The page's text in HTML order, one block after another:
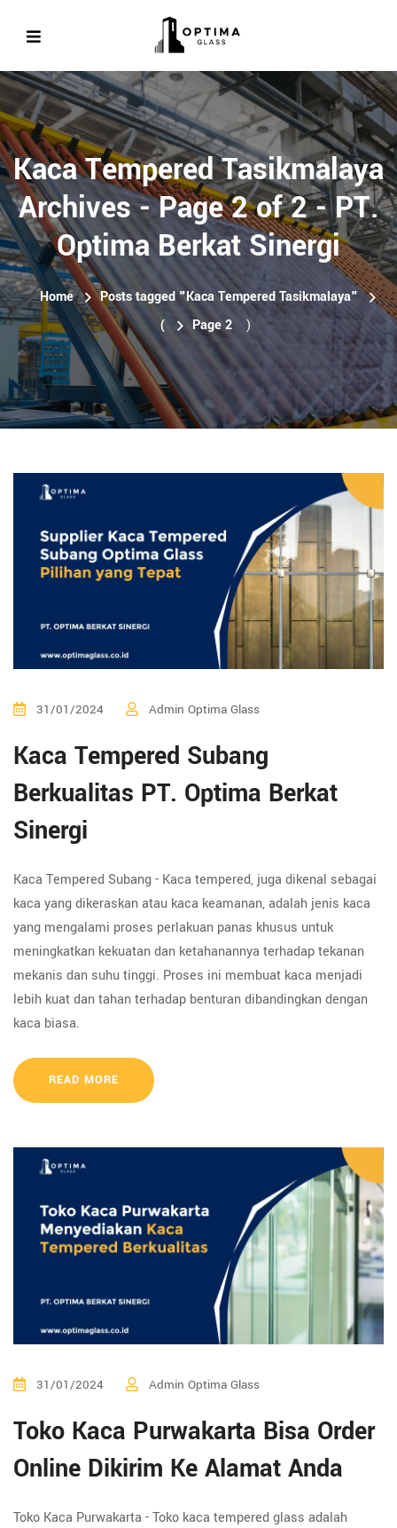
Kaca Tempered Tasikmalaya
Archives - Page 2 of 2 - PT.
Optima Berkat Sinergi
Home
Posts tagged "Kaca Tempered Tasikmalaya"
(
Page 2 )
31/01/2024 Admin Optima Glass
Kaca Tempered Subang
Berkualitas PT. Optima Berkat
Sinergi
Kaca Tempered Subang - Kaca tempered, juga dikenal sebagai
kaca yang dikeraskan atau kaca keamanan, adalah jenis kaca
yang mengalami proses perlakuan panas khusus untuk
meningkatkan kekuatan dan ketahanannya terhadap tekanan
mekanis dan suhu tinggi. Proses ini membuat kaca menjadi
lebih kuat dan tahan terhadap benturan dibandingkan dengan
kaca biasa.
READ MORE
31/01/2024 Admin Optima Glass
Toko Kaca Purwakarta Bisa Order
Online Dikirim Ke Alamat Anda
Toko Kaca Purwakarta - Toko kaca tempered glass adalah